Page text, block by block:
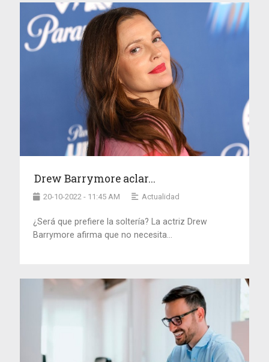
Drew Barrymore aclar...
20-10-2022 - 11:45 AM Actualidad
¿Será que prefiere la soltería? La actriz Drew
Barrymore afirma que no necesita...